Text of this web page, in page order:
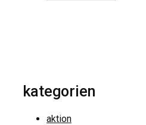
kategorien
aktion